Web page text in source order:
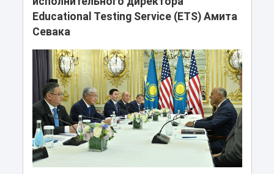
Educational Testing Service (ETS) Амита
Севака